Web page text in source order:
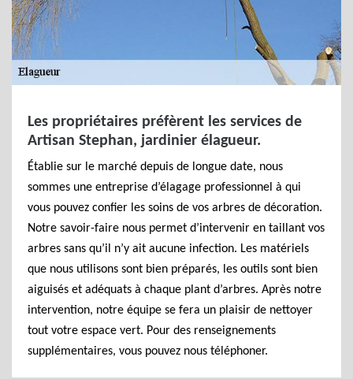
Les propriétaires préfèrent les services de
Artisan Stephan, jardinier élagueur.
Établie sur le marché depuis de longue date, nous
sommes une entreprise d’élagage professionnel à qui
vous pouvez confier les soins de vos arbres de décoration.
Notre savoir-faire nous permet d’intervenir en taillant vos
arbres sans qu’il n’y ait aucune infection. Les matériels
que nous utilisons sont bien préparés, les outils sont bien
aiguisés et adéquats à chaque plant d’arbres. Après notre
intervention, notre équipe se fera un plaisir de nettoyer
tout votre espace vert. Pour des renseignements
supplémentaires, vous pouvez nous téléphoner.